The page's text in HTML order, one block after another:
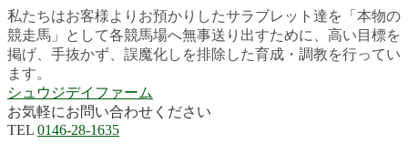
私たちはお客様よりお預かりしたサラブレット達を「本物の
競走馬」として各競馬場へ無事送り出すために、高い目標を
掲げ、手抜かず、誤魔化しを排除した育成・調教を行ってい
ます。
シュウジデイファーム
お気軽にお問い合わせください
TEL 0146-28-1635